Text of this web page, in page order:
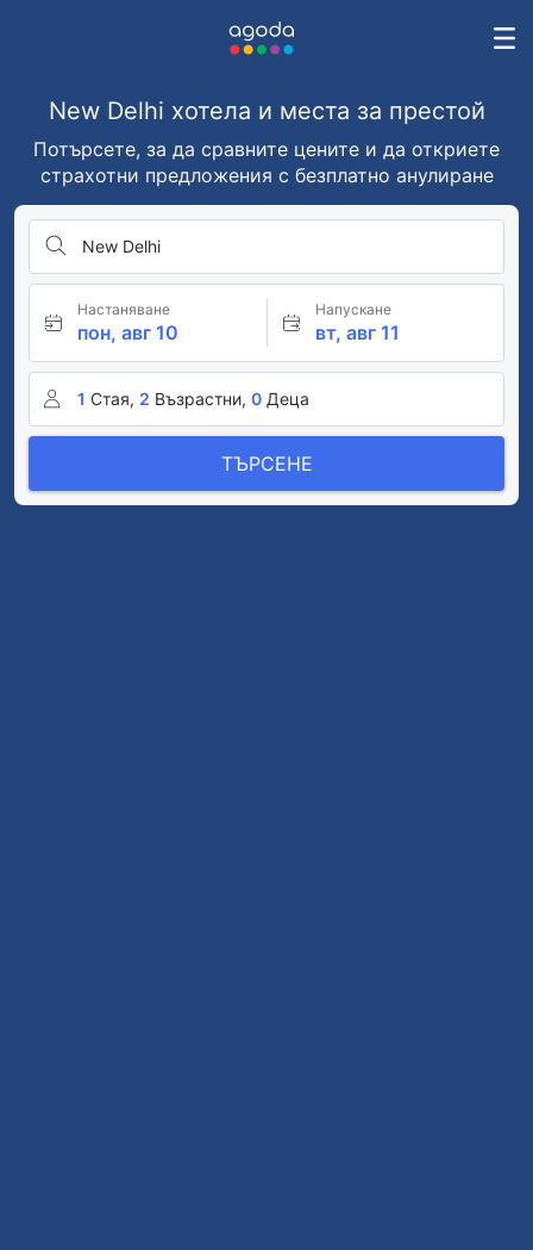
New Delhi хотела и места за престой
Потърсете, за да сравните цените и да откриете
страхотни предложения с безплатно анулиране
New Delhi
Настаняване
пон, авг 10
Напускане
вт, авг 11
1 Стая, 2 Възрастни, 0 Деца
ТЪРСЕНЕ